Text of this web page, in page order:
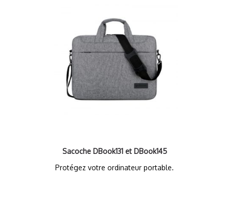
Sacoche DBook131 et DBook145
Protégez votre ordinateur portable.